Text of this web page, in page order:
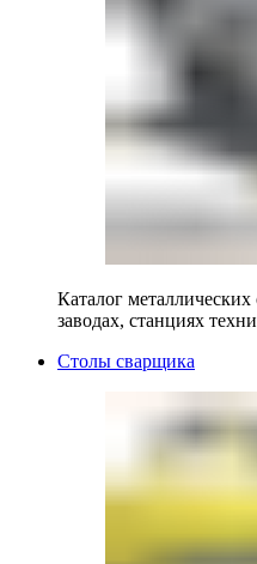
Каталог
заводах, станциях
Столы сварщика